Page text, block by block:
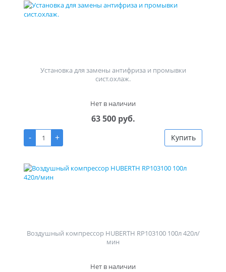
Установка для замены антифриза и промывки
сист.охлаж.
Нет в наличии
63 500 руб.
-
+ Купить
Воздушный компрессор HUBERTH RP103100 100л 420л/
мин
Нет в наличии